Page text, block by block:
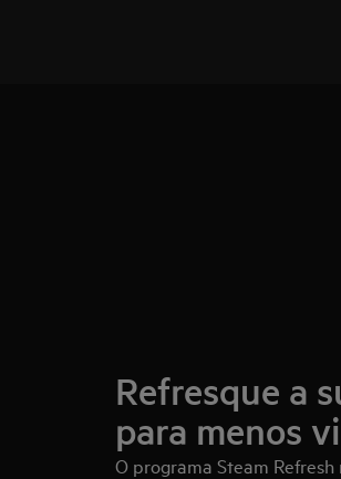
Refresque a
para menos
O programa Steam